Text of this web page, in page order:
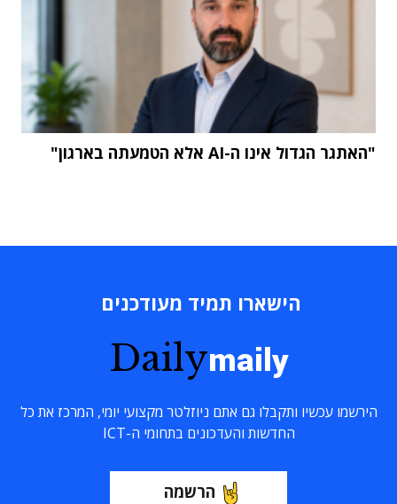
"האתגר הגדול אינו ה-AI אלא הטמעתה בארגון"
הישארו תמיד מעודכנים
Dailymaily
הירשמו עכשיו ותקבלו גם אתם ניוזלטר מקצועי יומי, המרכז את כל
החדשות והעדכונים בתחומי ה-ICT
הרשמה